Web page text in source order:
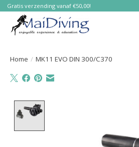
Gratis verzending vanaf €50,00!
Home / MK11 EVO DIN 300/C370